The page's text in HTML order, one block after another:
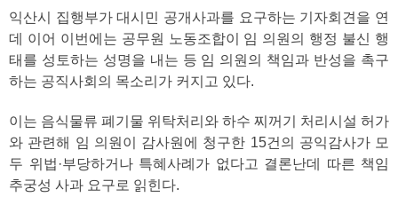
익산시 집행부가 대시민 공개사과를 요구하는 기자회견을 연
데 이어 이번에는 공무원 노동조합이 임 의원의 행정 불신 행
태를 성토하는 성명을 내는 등 임 의원의 책임과 반성을 촉구
하는 공직사회의 목소리가 커지고 있다.
이는 음식물류 폐기물 위탁처리와 하수 찌꺼기 처리시설 허가
와 관련해 임 의원이 감사원에 청구한 15건의 공익감사가 모
두 위법·부당하거나 특혜사례가 없다고 결론난데 따른 책임
추궁성 사과 요구로 읽힌다.